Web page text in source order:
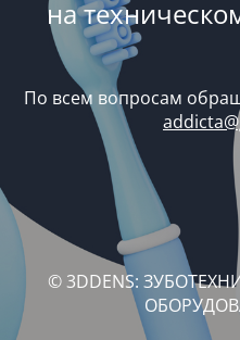
на
По всем вопросам
© 3DDENS: